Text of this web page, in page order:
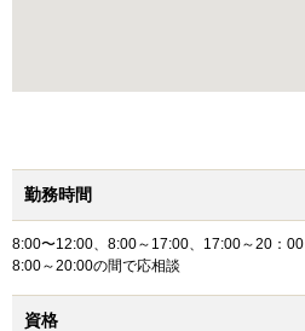
勤務時間
8:00〜12:00、8:00～17:00、17:00～20：00
8:00～20:00の間で応相談
資格